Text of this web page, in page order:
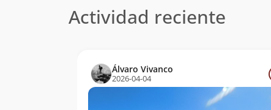
Actividad reciente
Álvaro Vivanco
2026-04-04